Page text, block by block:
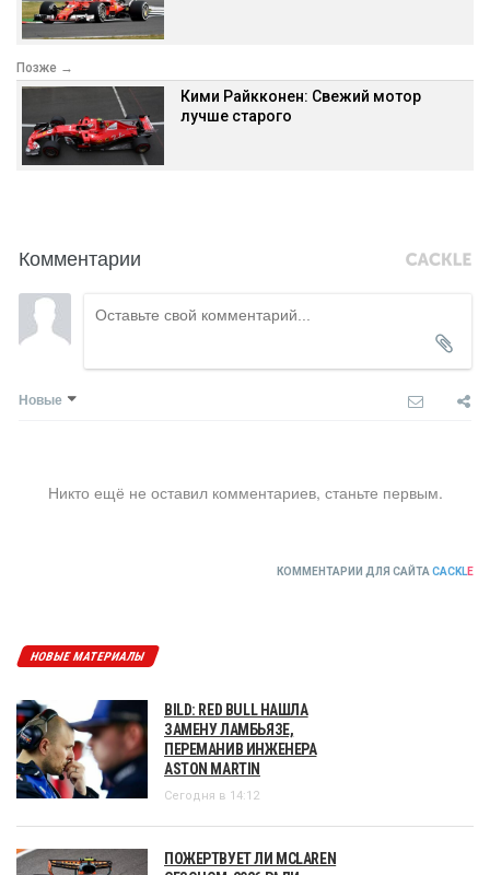
Позже →
Кими Райкконен: Свежий мотор
лучше старого
Комментарии
Новые
Никто ещё не оставил комментариев, станьте первым.
КОММЕНТАРИИ ДЛЯ САЙТА CACKLE
НОВЫЕ МАТЕРИАЛЫ
BILD: RED BULL НАШЛА
ЗАМЕНУ ЛАМБЬЯЗЕ,
ПЕРЕМАНИВ ИНЖЕНЕРА
ASTON MARTIN
Сегодня в 14:12
ПОЖЕРТВУЕТ ЛИ MCLAREN